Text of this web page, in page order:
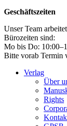
Geschäftszeiten
Unser Team
Bürozeiten sind:
Mo bis Do:
Bitte vorab Termin
Verlag
Über
Rights